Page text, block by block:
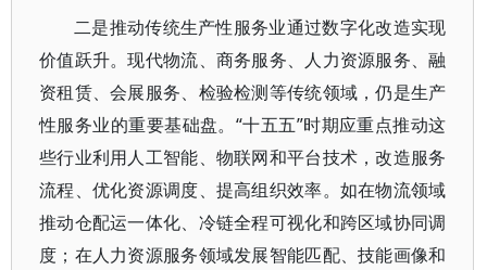
二是推动传统生产性服务业通过数字化改造实现
价值跃升。现代物流、商务服务、人力资源服务、融
资租赁、会展服务、检验检测等传统领域，仍是生产
性服务业的重要基础盘。“十五五”时期应重点推动这
些行业利用人工智能、物联网和平台技术，改造服务
流程、优化资源调度、提高组织效率。如在物流领域
推动仓配运一体化、冷链全程可视化和跨区域协同调
度；在人力资源服务领域发展智能匹配、技能画像和